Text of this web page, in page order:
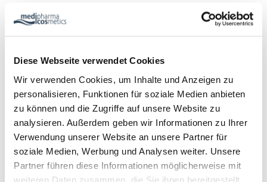
Diese Webseite verwendet Cookies
Wir verwenden Cookies, um Inhalte und Anzeigen zu
personalisieren, Funktionen für soziale Medien anbieten
zu können und die Zugriffe auf unsere Website zu
analysieren. Außerdem geben wir Informationen zu Ihrer
Verwendung unserer Website an unsere Partner für
soziale Medien, Werbung und Analysen weiter. Unsere
Partner führen diese Informationen möglicherweise mit
weiteren Daten zusammen, die Sie ihnen bereitgestellt
KÖRPER
Verwöhnen Sie Ihren Körper mit der reichhaltigen
Pflegekombination aus kaltgepresstem Olivenöl und
hautpflegendem Mandelöl.
Mandelmilch, Mandelblütenextrakt und hautberuhigendes
Panthenol schützen die Haut vor dem Austrocknen und
pflegen sie streichelzart.